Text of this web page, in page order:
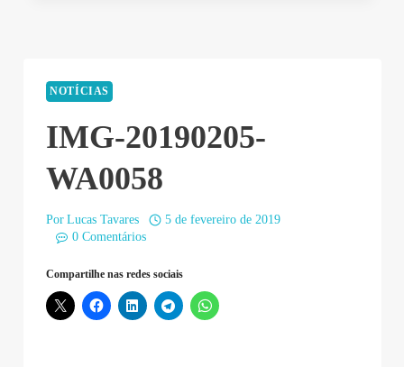
NOTÍCIAS
IMG-20190205-
WA0058
Por Lucas Tavares
5 de fevereiro de 2019
0 Comentários
Compartilhe nas redes sociais